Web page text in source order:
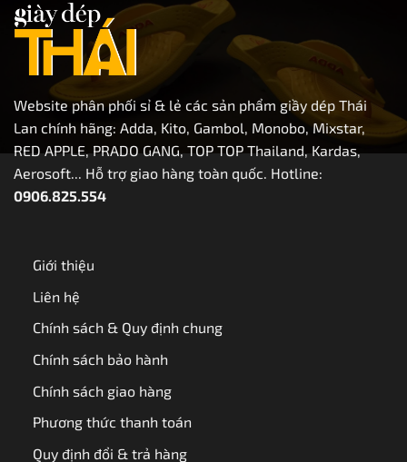
Website phân phối sỉ & lẻ các sản phẩm giầy dép Thái
Lan chính hãng: Adda, Kito, Gambol, Monobo, Mixstar,
RED APPLE, PRADO GANG, TOP TOP Thailand, Kardas,
Aerosoft... Hỗ trợ giao hàng toàn quốc. Hotline:
0906.825.554
Giới thiệu
Liên hệ
Chính sách & Quy định chung
Chính sách bảo hành
Chính sách giao hàng
Phương thức thanh toán
Quy định đổi & trả hàng